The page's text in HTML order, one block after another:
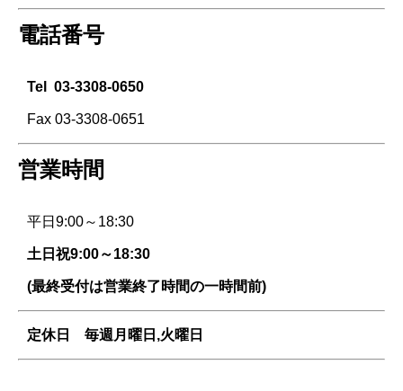
電話番号
Tel 03-3308-0650
Fax 03-3308-0651
営業時間
平日9:00～18:30
土日祝9:00～18:30
(最終受付は営業終了時間の一時間前)
定休日 毎週 月曜日,火曜日